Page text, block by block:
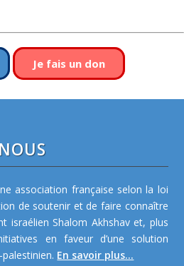
Je fais un don
association française selon la loi
de soutenir et de faire connaître
israélien Shalom Akhshav et, plus
en faveur d’une solution
En savoir plus...